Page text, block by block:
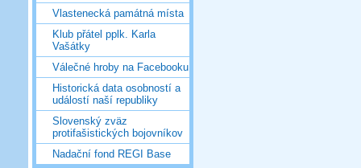
Vlastenecká památná místa
Klub přátel pplk. Karla
Vašátky
Válečné hroby na Facebooku
Historická data osobností a
událostí naší republiky
Slovenský zväz
protifašistických bojovníkov
Nadační fond REGI Base